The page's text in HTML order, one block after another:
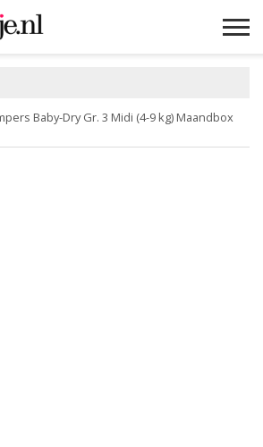
Baby-Dry Gr. 3 Midi (4-9 kg) Maandbox